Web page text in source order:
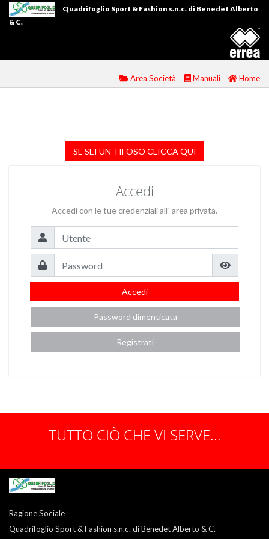
Quadrifoglio Sport & Fashion s.n.c. di Benedet Alberto
& C.
Area Società Manuali Home
SE SEI UN TIFOSO CLICCA QUI
Accedi
Accedi con le tue credenziali all´ area privata.
Accedi
Password dimenticata
Registrati
TUTTO CIÒ CHE VI SERVE...
Ragione Sociale
Quadrifoglio Sport & Fashion s.n.c. di Benedet Alberto & C.